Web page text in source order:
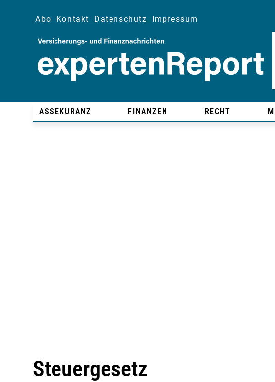
Abo Kontakt Datenschutz Impressum
ASSEKURANZ FINANZEN RECHT
Steuergesetz